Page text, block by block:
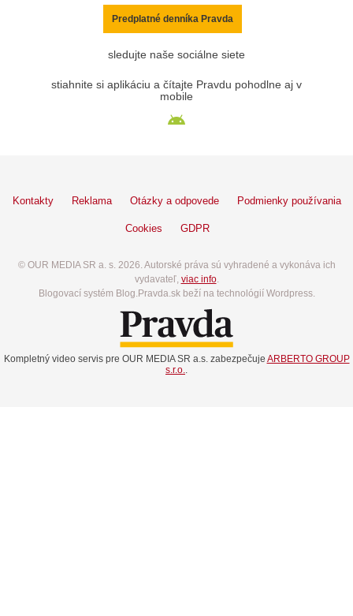
Predplatné denníka Pravda
sledujte naše sociálne siete
stiahnite si aplikáciu a čítajte Pravdu pohodlne aj v
mobile
Kontakty Reklama Otázky a odpovede Podmienky používania
Cookies GDPR
© OUR MEDIA SR a. s. 2026. Autorské práva sú vyhradené a vykonáva ich
vydavateľ, viac info.
Blogovací systém Blog.Pravda.sk beží na technológií Wordpress.
Kompletný video servis pre OUR MEDIA SR a.s. zabezpečuje ARBERTO GROUP
s.r.o..